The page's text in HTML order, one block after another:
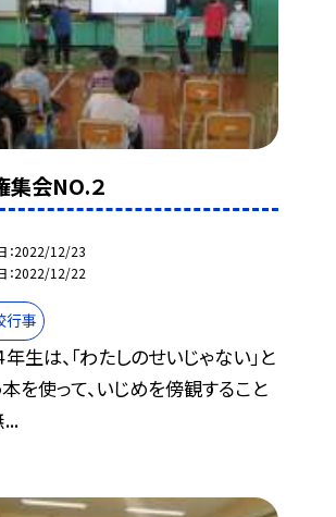
集会NO.２
2022/12/23
2022/12/22
行事
年生は、「わたしのせいじゃない」と
を使って、いじめを傍観すること